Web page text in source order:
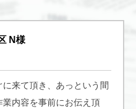
N様
来て頂き、あっという間
内容を事前にお伝え頂